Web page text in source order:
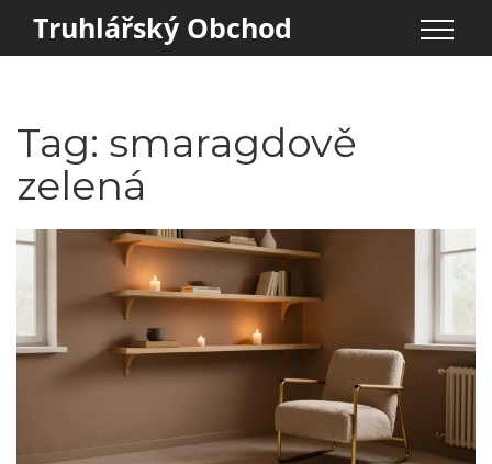
Truhlářský Obchod
Tag: smaragdově
zelená